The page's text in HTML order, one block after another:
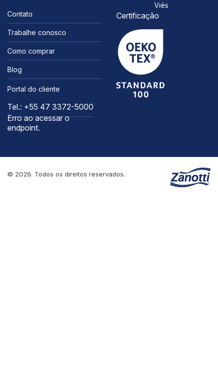
Viés
Contato
Trabalhe conosco
Como comprar
Blog
Portal do cliente
Tel.: +55 47 3372-5000
Erro ao acessar o
endpoint.
Certificação
© 2026. Todos os direitos reservados.